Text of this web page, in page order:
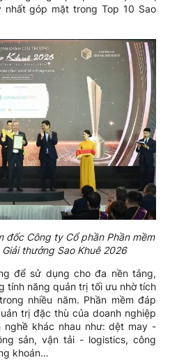
góp mặt trong Top 10 Sao
đốc Công ty Cổ phần Phần mềm
Giải thưởng Sao Khuê 2026
để sử dụng cho đa nền tảng,
tính năng quản trị tối ưu nhờ tích
nhiều năm. Phần mềm đáp
trị đặc thù của doanh nghiệp
nghề khác nhau như: dệt may -
sản, vận tải - logistics, công
khoán…